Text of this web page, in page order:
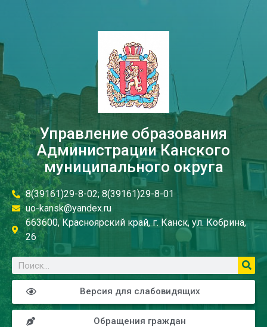
Управление образования
Администрации Канского
муниципального округа
8(39161)29-8-02; 8(39161)29-8-01
uo-kansk@yandex.ru
663600, Красноярский край, г. Канск, ул. Кобрина,
26
Версия для слабовидящих
Обращения граждан